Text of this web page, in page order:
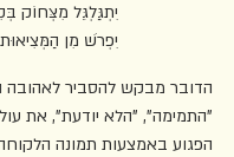
יִתְגַּלְגֵּל מִצְּחוֹק
יִפְרֹשׁ מִן הַמְּצִיאוּת?
הדובר מבקש להסביר לאהובה
"התמימה", "הלא יודעת", את
הפגוע באמצעות תמונה הלקוחה